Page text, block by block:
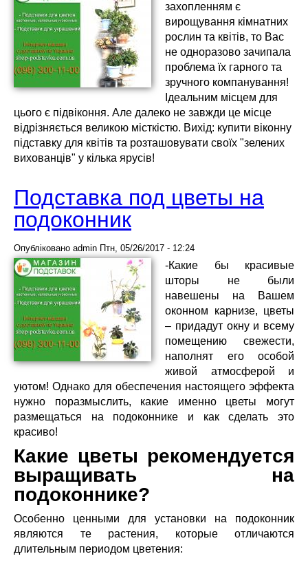
захопленням є
вирощування кімнатних
рослин та квітів, то Вас
не одноразово зачипала
проблема їх гарного та
зручного компанування!
Ідеальним місцем для
цього є підвіконня. Але далеко не завжди це місце
відрізняється великою місткістю. Вихід: купити віконну
підставку для квітів та розташовувати своїх "зелених
вихованців" у кілька ярусів!
Подставка под цветы на
подоконник
Опубліковано admin Птн, 05/26/2017 - 12:24
-Какие бы красивые
шторы не были
навешены на Вашем
оконном карнизе, цветы
– придадут окну и всему
помещению свежести,
наполнят его особой
живой атмосферой и
уютом! Однако для обеспечения настоящего эффекта
нужно поразмыслить, какие именно цветы могут
размещаться на подоконнике и как сделать это
красиво!
Какие цветы рекомендуется
выращивать на
подоконнике?
Особенно ценными для установки на подоконник
являются те растения, которые отличаются
длительным периодом цветения: